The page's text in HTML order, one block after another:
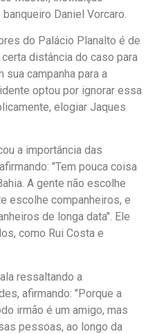
Daniel Vorcaro.
do Palácio Planalto é de
distância do caso para
campanha para a
optou por ignorar essa
elogiar Jaques
a importância das
"Tem pouca coisa
A gente não escolhe
escolhe companheiros, e
de longa data". Ele
como Rui Costa e
ressaltando a
afirmando: "Porque a
irmão é um amigo, mas
pessoas, ao longo da